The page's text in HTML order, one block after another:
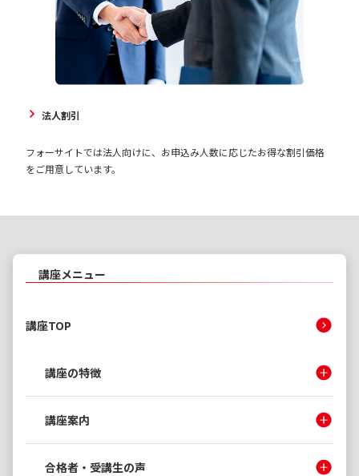
法人割引
フォーサイトでは法人向けに、お申込み人数に応じたお得な割引価格
をご用意しています。
講座メニュー
講座TOP
講座の特徴
講座案内
合格者・受講生の声